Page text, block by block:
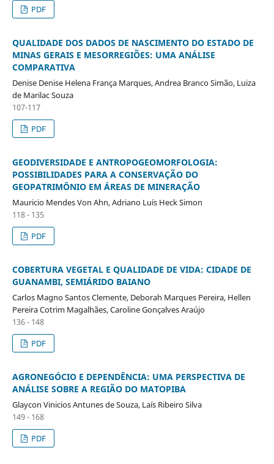
PDF
QUALIDADE DOS DADOS DE NASCIMENTO DO ESTADO DE
MINAS GERAIS E MESORREGIÕES: UMA ANÁLISE
COMPARATIVA
Denise Denise Helena França Marques, Andrea Branco Simão, Luiza
de Marilac Souza
107-117
PDF
GEODIVERSIDADE E ANTROPOGEOMORFOLOGIA:
POSSIBILIDADES PARA A CONSERVAÇÃO DO
GEOPATRIMÔNIO EM ÁREAS DE MINERAÇÃO
Mauricio Mendes Von Ahn, Adriano Luís Heck Simon
118 - 135
PDF
COBERTURA VEGETAL E QUALIDADE DE VIDA: CIDADE DE
GUANAMBI, SEMIÁRIDO BAIANO
Carlos Magno Santos Clemente, Deborah Marques Pereira, Hellen
Pereira Cotrim Magalhães, Caroline Gonçalves Araújo
136 - 148
PDF
AGRONEGÓCIO E DEPENDÊNCIA: UMA PERSPECTIVA DE
ANÁLISE SOBRE A REGIÃO DO MATOPIBA
Glaycon Vinicios Antunes de Souza, Laís Ribeiro Silva
149 - 168
PDF